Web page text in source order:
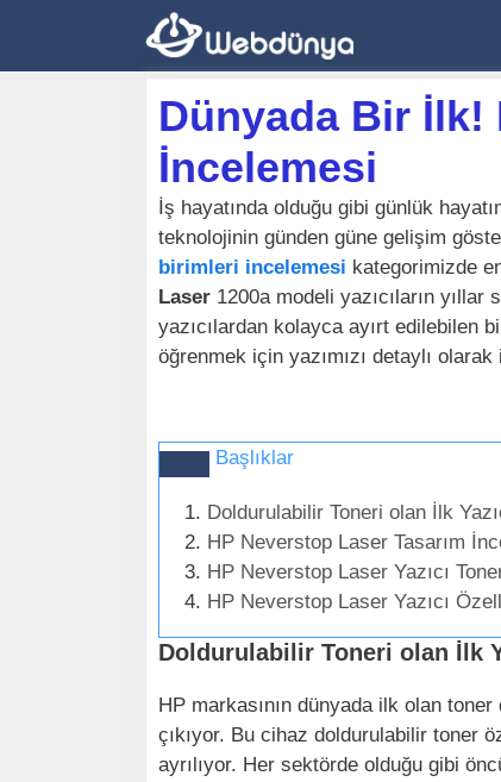
Dünyada Bir İlk!
İncelemesi
İş hayatında olduğu gibi günlük
teknolojinin günden güne gelişim
birimleri incelemesi kategorimizde
Laser 1200a modeli yazıcıların
yazıcılardan kolayca ayırt edilebilen
öğrenmek için yazımızı detaylı
Başlıklar
Doldurulabilir Toneri olan İlk
HP Neverstop Laser Tasarım
HP Neverstop Laser Yazıcı
HP Neverstop Laser Yazıcı
Doldurulabilir Toneri olan İlk
HP markasının dünyada ilk olan toner
çıkıyor. Bu cihaz doldurulabilir toner
ayrılıyor. Her sektörde olduğu gibi